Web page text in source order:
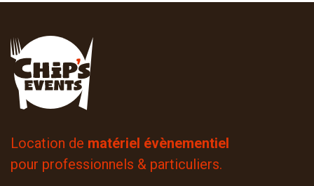
Location de matériel évènementiel
pour professionnels & particuliers.